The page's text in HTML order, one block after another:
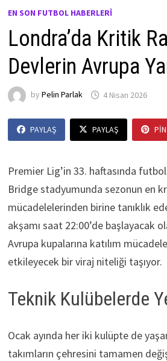
EN SON FUTBOL HABERLERI
Londra’da Kritik
Devlerin Avrupa
by Pelin Parlak 4 Nisan 2026
PAYLAŞ PAYLAŞ
Premier Lig’in 33. haftasında
Bridge stadyumunda sezonun en
mücadelelerinden birine tanıklık
akşamı saat 22:00’de başlayacak
Avrupa kupalarına katılım
etkileyecek bir viraj niteliği taşıyor.
Teknik Kulübelerde
Ocak ayında her iki kulüpte de
takımların çehresini tamamen